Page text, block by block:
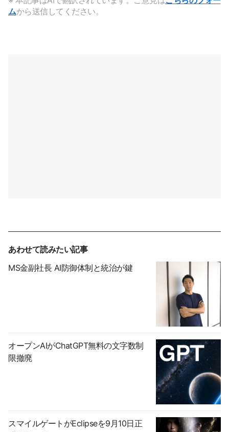
ムから送信してください。
あわせて読みたい記事
MS金副社長 AI防御体制と統治が鍵
オープンAIがChatGPT無料の文字数制
限撤廃
スマイルゲートがEclipseを9月10日正